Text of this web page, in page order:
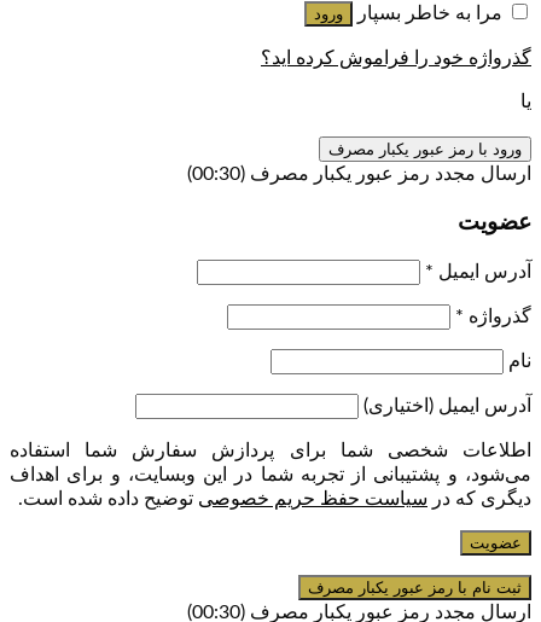
مرا به خاطر بسپار ورود
گذرواژه خود را فراموش کرده اید؟
یا
ورود با رمز عبور یکبار مصرف
ارسال مجدد رمز عبور یکبار مصرف (00:
30
)
عضویت
آدرس ایمیل *
گذرواژه *
نام
آدرس ایمیل (اختیاری)
اطلاعات شخصی شما برای پردازش سفارش شما استفاده
می‌شود، و پشتیبانی از تجربه شما در این وبسایت، و برای اهداف
دیگری که در سیاست حفظ حریم خصوصی توضیح داده شده است.
عضویت
ارسال مجدد رمز عبور یکبار مصرف (00:
30
)